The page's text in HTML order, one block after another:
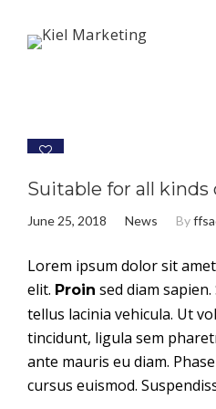
Suitable for all kinds
June 25, 2018 News By
Lorem ipsum dolor sit
elit. Proin sed diam
tellus lacinia vehicula. Ut
tincidunt, ligula sem
ante mauris eu diam.
cursus euismod.